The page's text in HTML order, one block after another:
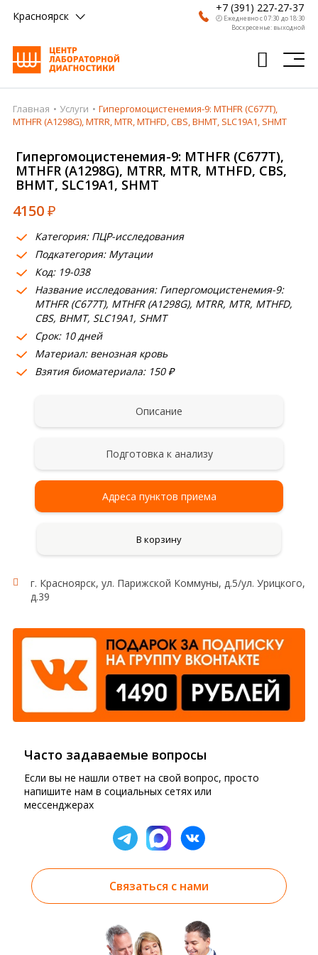
Красноярск
+7 (391) 227-27-37
🕗 Ежедневно с 07:30 до 18:30
Воскресенье: выходной
Главная
Врачи
Получить результат
Пациентам
О компании
Где сдать
Партнерам
Главная Услуги
Гипергомоцистенемия-9: MTHFR (C677T),
MTHFR (A1298G), MTRR, MTR, MTHFD, CBS, BHMT, SLC19A1, SHMT
Гипергомоцистенемия-9: MTHFR (C677T),
MTHFR (A1298G), MTRR, MTR, MTHFD, CBS,
BHMT, SLC19A1, SHMT
4150₽
Категория: ПЦР-исследования
Подкатегория: Мутации
Код: 19-038
Название исследования: Гипергомоцистенемия-9:
MTHFR (C677T), MTHFR (A1298G), MTRR, MTR, MTHFD,
CBS, BHMT, SLC19A1, SHMT
Срок: 10 дней
Материал: венозная кровь
Взятия биоматериала: 150 ₽
Описание
Подготовка к анализу
Адреса пунктов приема
В корзину
Состав комплекса:
MTHFR (C677T), MTHFR (A1298G), MTRR, MTR,
г. Красноярск, ул. Парижской Коммуны, д.5/ул. Урицкого,
д.39
Часто задаваемые вопросы
Если вы не нашли ответ на свой вопрос, просто
напишите нам в социальных сетях или
мессенджерах
Связаться с нами